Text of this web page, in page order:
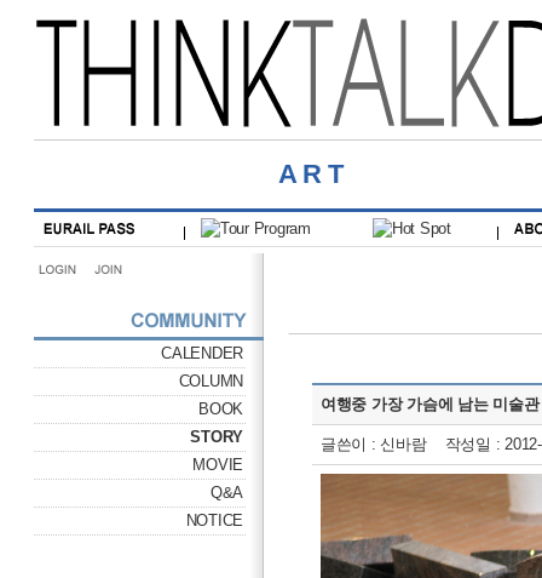
ART
CALENDER
COLUMN
BOOK
STORY
MOVIE
Q&A
NOTICE
여행중 가장 가슴에 남는 미술관
글쓴이 : 신바람 작성일 :